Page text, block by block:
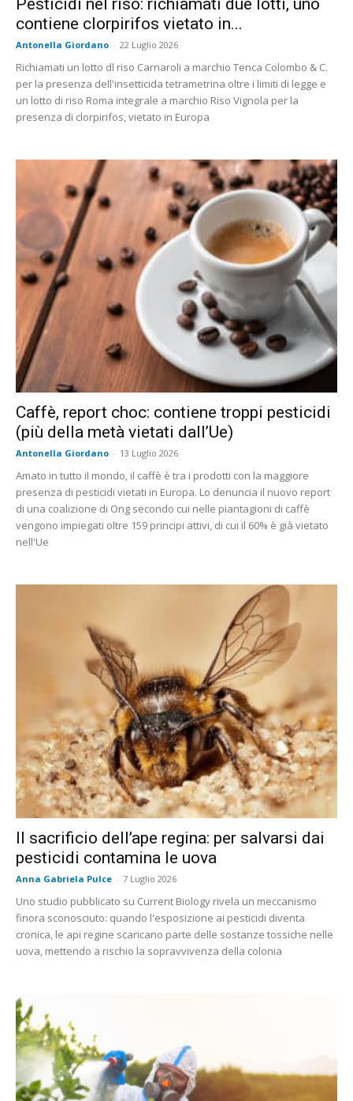
contiene clorpirifos vietato in...
Antonella Giordano - 22 Luglio 2026
Richiamati un lotto dl riso Carnaroli a marchio Tenca Colombo & C.
per la presenza dell'insetticida tetrametrina oltre i limiti di legge e
un lotto di riso Roma integrale a marchio Riso Vignola per la
presenza di clorpirifos, vietato in Europa
Caffè, report choc: contiene troppi pesticidi
(più della metà vietati dall’Ue)
Antonella Giordano - 13 Luglio 2026
Amato in tutto il mondo, il caffè è tra i prodotti con la maggiore
presenza di pesticidi vietati in Europa. Lo denuncia il nuovo report
di una coalizione di Ong secondo cui nelle piantagioni di caffè
vengono impiegati oltre 159 principi attivi, di cui il 60% è già vietato
nell'Ue
Il sacrificio dell’ape regina: per salvarsi dai
pesticidi contamina le uova
Anna Gabriela Pulce - 7 Luglio 2026
Uno studio pubblicato su Current Biology rivela un meccanismo
finora sconosciuto: quando l'esposizione ai pesticidi diventa
cronica, le api regine scaricano parte delle sostanze tossiche nelle
uova, mettendo a rischio la sopravvivenza della colonia